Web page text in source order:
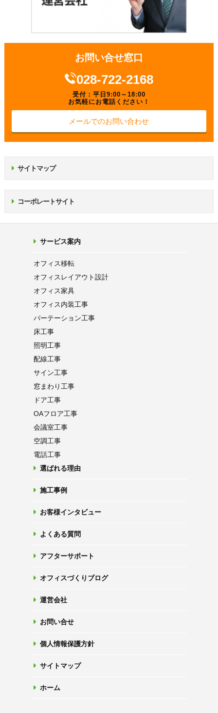
お問い合せ窓口
028-722-2168
受付：平日9:00～18:00
お気軽にお電話ください！
メールでのお問い合わせ
サイトマップ
コーポレートサイト
サービス案内
オフィス移転
オフィス レイアウト設計
オフィス家具
オフィス内装工事
パーテーション工事
床工事
照明工事
配線工事
サイン工事
窓まわり工事
ドア工事
OAフロア工事
会議室工事
空調工事
電話工事
選ばれる理由
施工事例
お客様インタビュー
よくある質問
アフターサポート
オフィスづくりブログ
運営会社
お問い合せ
個人情報保護方針
サイトマップ
ホーム